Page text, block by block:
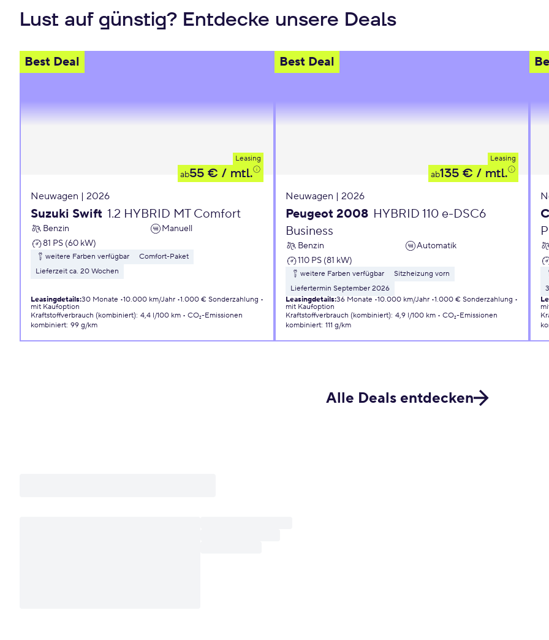
Lust auf günstig? Entdecke unsere Deals
Best Deal
Leasing
ab55 € / mtl.
Neuwagen | 2026
Suzuki Swift 1.2 HYBRID MT Comfort
Benzin
Manuell
81 PS (60 kW)
weitere Farben verfügbar
Comfort-Paket
Lieferzeit ca. 20 Wochen
Leasingdetails:30 Monate 10.000 km/Jahr 1.000 € Sonderzahlung
mit Kaufoption
Kraftstoffverbrauch (kombiniert): 4,4 l/100 km
CO₂-Emissionen
kombiniert: 99 g/km
Best Deal
Leasing
ab135 € / mtl.
Neuwagen | 2026
Peugeot 2008 HYBRID 110 e-DSC6
Business
Benzin
Automatik
110 PS (81 kW)
weitere Farben verfügbar
Sitzheizung vorn
Liefertermin September 2026
Leasingdetails:36 Monate 10.000 km/Jahr 1.000 € Sonderzahlung
mit Kaufoption
Kraftstoffverbrauch (kombiniert): 4,9 l/100 km
CO₂-Emissionen
kombiniert: 111 g/km
Alle Deals entdecken